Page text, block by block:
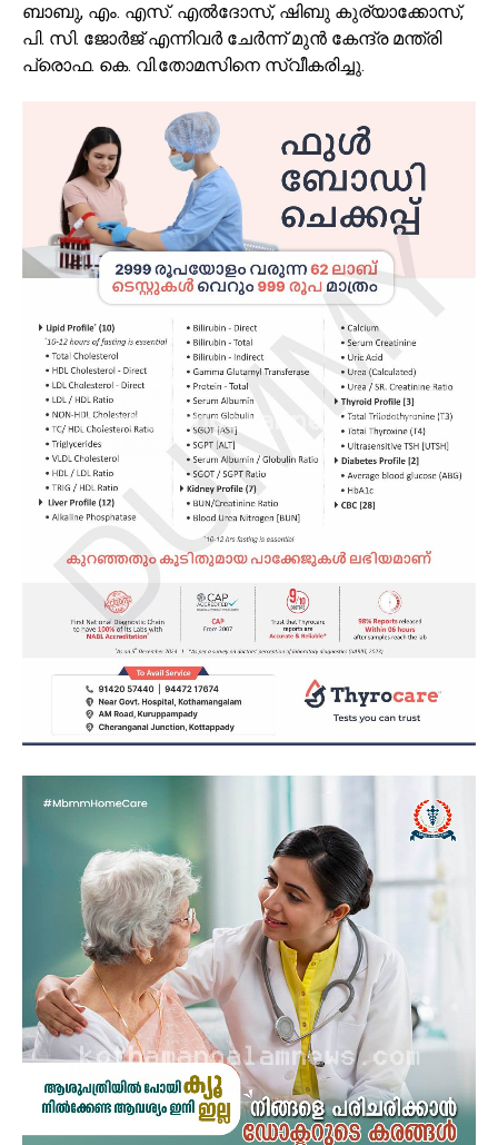
ബാബു, എം. എസ്. എൽദോസ്, ഷിബു കുര്യാക്കോസ്,
പി. സി. ജോർജ് എന്നിവർ ചേർന്ന് മുൻ കേന്ദ്ര മന്ത്രി
പ്രൊഫ. കെ. വി.തോമസിനെ സ്വീകരിച്ചു.